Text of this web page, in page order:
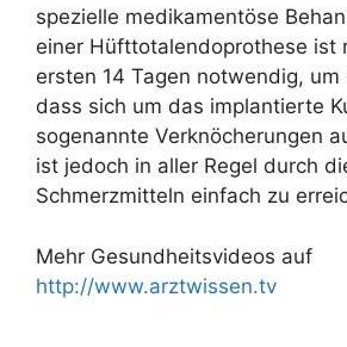
spezielle medikamentöse
einer Hüfttotalendoprothese ist
ersten 14 Tagen notwendig, um
dass sich um das implantierte
sogenannte Verknöcherungen
ist jedoch in aller Regel durch
Schmerzmitteln einfach zu
Mehr Gesundheitsvideos auf
http://www.arztwissen.tv